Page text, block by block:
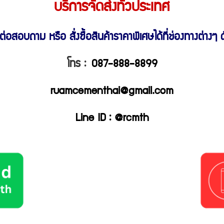
บริการจัดส่งทั่วประเทศ
อสอบถาม หรือ สั่งซื้อสินค้าราคาพิเศษได้ที่ช่องทางต่างๆ
โทร : 087-888-8899
ruamcementhai@gmail.com
Line ID : @rcmth